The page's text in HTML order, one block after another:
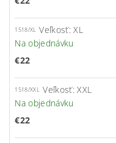
1518/XL Veľkosť: XL
Na objednávku
€22
1518/XXL Veľkosť: XXL
Na objednávku
€22